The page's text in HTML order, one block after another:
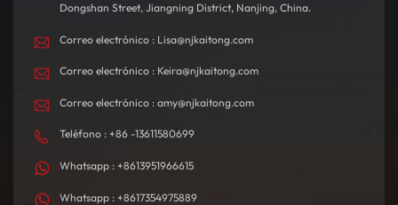
Dongshan Street, Jiangning District, Nanjing, China.
Correo electrónico : Lisa@njkaitong.com
Correo electrónico : Keira@njkaitong.com
Correo electrónico : amy@njkaitong.com
Teléfono : +86 -13611580699
Whatsapp : +8613951966615
Whatsapp : +8617354975889